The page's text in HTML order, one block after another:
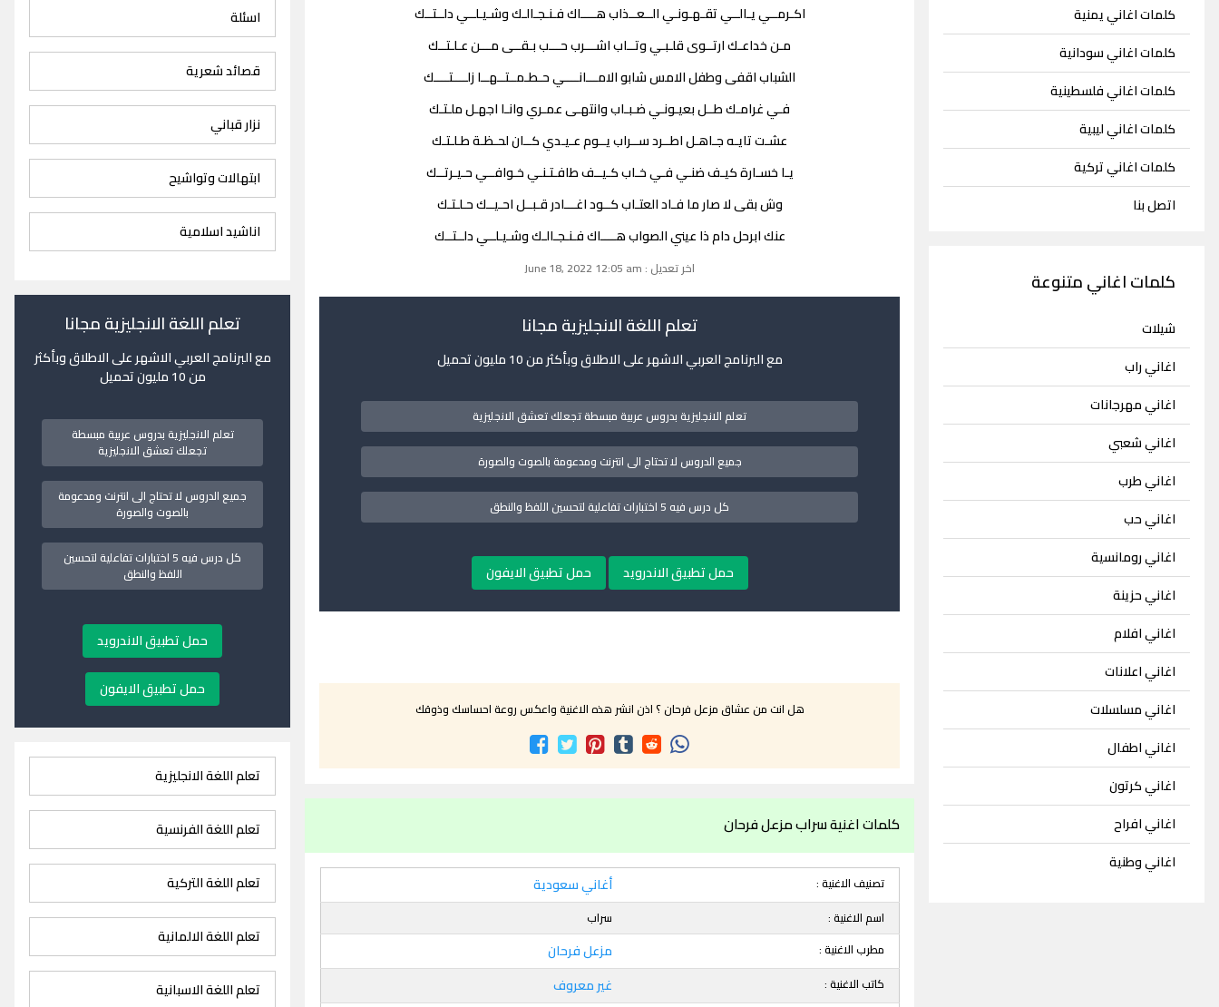
كلمات اغاني يمنية
كلمات اغاني سودانية
كلمات اغاني فلسطينية
كلمات اغاني ليبية
كلمات اغاني تركية
اتصل بنا
كلمات اغاني متنوعة
شيلات
اغاني راب
اغاني مهرجانات
اغاني شعبي
اغاني طرب
اغاني حب
اغاني رومانسية
اغاني حزينة
اغاني افلام
اغاني اعلانات
اغاني مسلسلات
اغاني اطفال
اغاني كرتون
اغاني افراح
اغاني وطنية
اكـرمــي يـالــي تقـهـونـي الــعــذاب هــــاك فـنـجـالـك وشـيـلــي دلــتــك
مـن خداعـك ارتــوى قلـبـي وتــاب اشـــرب حـــب بـقــى مـــن عـلـتــك
الشباب اقفى وطفل الامس شابو الامـــانــــي حـطـمــتــهــا زلــــتــــك
فـي غرامـك طــل بعيـونـي ضـبـاب وانتهـى عمـري وانـا اجهـل ملـتـك
عشـت تايـه جـاهـل اطــرد ســراب يــوم عـيـدي كــان لحـظـة طـلـتـك
يـا خسـارة كيـف ضنـي فـي خـاب كـيــف طافـتـنـي خـوافــي حـيـرتــك
وش بقى لا صار ما فـاد العتـاب كــود اغـــادر قـبــل احـيــك حـلـتـك
عنك ابرحل دام ذا عيني الصواب هــــاك فـنـجـالـك وشـيـلــي دلــتــك
اخر تعديل : June 18, 2022 12:05 am
تعلم اللغة الانجليزية مجانا
مع البرنامج العربي الاشهر على الاطلاق وبأكثر من 10 مليون تحميل
تعلم الانجليزية بدروس عربية مبسطة تجعلك تعشق الانجليزية
جميع الدروس لا تحتاج الى انترنت ومدعومة بالصوت والصورة
كل درس فيه 5 اختبارات تفاعلية لتحسين اللفظ والنطق
حمل تطبيق الاندرويد حمل تطبيق الايفون
هل انت من عشاق مزعل فرحان ؟ اذن انشر هذه الاغنية واعكس روعة احساسك وذوقك
كلمات اغنية سراب مزعل فرحان
تصنيف الاغنية : أغاني سعودية
اسم الاغنية :
سراب
مطرب الاغنية :
مزعل فرحان
كاتب الاغنية : غير معروف
اسئلة
قصائد شعرية
نزار قباني
ابتهالات وتواشيح
اناشيد اسلامية
تعلم اللغة الانجليزية مجانا
مع البرنامج العربي الاشهر على الاطلاق وبأكثر
من 10 مليون تحميل
تعلم الانجليزية بدروس عربية مبسطة
تجعلك تعشق الانجليزية
جميع الدروس لا تحتاج الى انترنت ومدعومة
بالصوت والصورة
كل درس فيه 5 اختبارات تفاعلية لتحسين
اللفظ والنطق
حمل تطبيق الاندرويد
حمل تطبيق الايفون
تعلم اللغة الانجليزية
تعلم اللغة الفرنسية
تعلم اللغة التركية
تعلم اللغة الالمانية
تعلم اللغة الاسبانية